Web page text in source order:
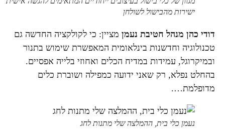
ישירות מהבישול לשולחן
דודי כהן מנהל חטיבת נעמןמציין: כי לקולקציה החדשה גם
טכנולוגיה וחדשנות בינלאומית המאפשרת שימוש בתנור
ובמיקרוגל, עמידות במדיח הכלים ואחוזי בלייה אפסיים.
בהחלט נפלא, רק שאני ידועה כמפילה ושוברת כלים
מדופלמת….
נעמן כלי בית, ההמלצה שלי מתנות לחג